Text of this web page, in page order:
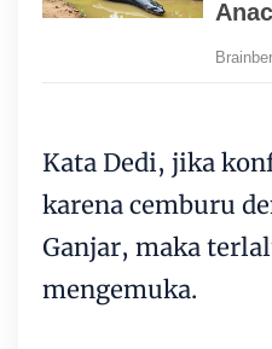
Kata Dedi, jika
karena cemburu
Ganjar, maka
mengemuka.